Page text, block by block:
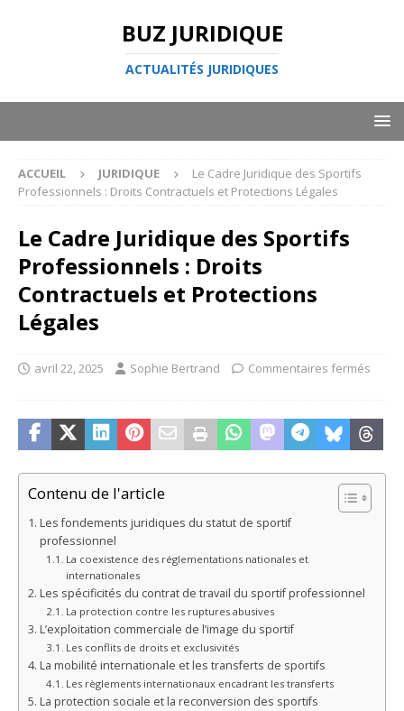
BUZ JURIDIQUE
ACTUALITÉS JURIDIQUES
ACCUEIL JURIDIQUE
Le Cadre Juridique des Sportifs
Professionnels : Droits Contractuels et Protections Légales
Le Cadre Juridique des Sportifs
Professionnels : Droits
Contractuels et Protections
Légales
avril 22, 2025 Sophie Bertrand Commentaires fermés
Contenu de l'article
Les fondements juridiques du statut de sportif
professionnel
La coexistence des réglementations nationales et
internationales
Les spécificités du contrat de travail du sportif professionnel
La protection contre les ruptures abusives
L’exploitation commerciale de l’image du sportif
Les conflits de droits et exclusivités
La mobilité internationale et les transferts de sportifs
Les règlements internationaux encadrant les transferts
La protection sociale et la reconversion des sportifs